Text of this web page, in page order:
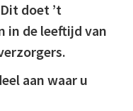
doet ’t
in de leeftijd van
aan waar u